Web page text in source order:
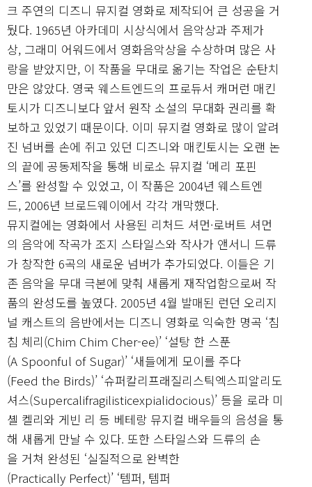
크 주연의 디즈니 뮤지컬 영화로 제작되어 큰 성공을 거
뒀다. 1965년 아카데미 시상식에서 음악상과 주제가
상, 그래미 어워드에서 영화음악상을 수상하며 많은 사
랑을 받았지만, 이 작품을 무대로 옮기는 작업은 순탄치
만은 않았다. 영국 웨스트엔드의 프로듀서 캐머런 매킨
토시가 디즈니보다 앞서 원작 소설의 무대화 권리를 확
보하고 있었기 때문이다. 이미 뮤지컬 영화로 많이 알려
진 넘버를 손에 쥐고 있던 디즈니와 매킨토시는 오랜 논
의 끝에 공동제작을 통해 비로소 뮤지컬 ‘메리 포핀
스’를 완성할 수 있었고, 이 작품은 2004년 웨스트엔
드, 2006년 브로드웨이에서 각각 개막했다.
뮤지컬에는 영화에서 사용된 리처드 셔먼·로버트 셔먼
의 음악에 작곡가 조지 스타일스와 작사가 앤서니 드류
가 창작한 6곡의 새로운 넘버가 추가되었다. 이들은 기
존 음악을 무대 극본에 맞춰 새롭게 재작업함으로써 작
품의 완성도를 높였다. 2005년 4월 발매된 런던 오리지
널 캐스트의 음반에서는 디즈니 영화로 익숙한 명곡 ‘침
침 체리(Chim Chim Cher-ee)’ ‘설탕 한 스푼
(A Spoonful of Sugar)’ ‘새들에게 모이를 주다
(Feed the Birds)’ ‘슈퍼칼리프래질리스틱엑스피알리도
셔스(Supercalifragilisticexpialidocious)’ 등을 로라 미
셸 켈리와 게빈 리 등 베테랑 뮤지컬 배우들의 음성을 통
해 새롭게 만날 수 있다. 또한 스타일스와 드류의 손
을 거쳐 완성된 ‘실질적으로 완벽한
(Practically Perfect)’ ‘템퍼, 템퍼